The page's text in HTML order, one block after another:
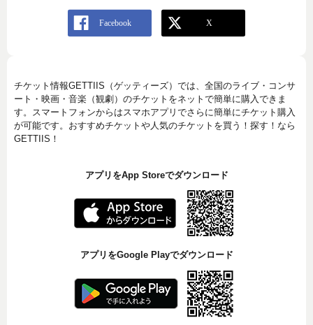
チケット情報GETTIIS（ゲッティーズ）では、全国のライブ・コンサ
ート・映画・音楽（観劇）のチケットをネットで簡単に購入できま
す。スマートフォンからはスマホアプリでさらに簡単にチケット購入
が可能です。おすすめチケットや人気のチケットを買う！探す！なら
GETTIIS！
アプリをApp Storeでダウンロード
アプリをGoogle Playでダウンロード